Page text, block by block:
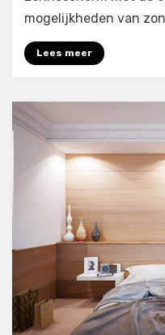
mogelijkheden van
Lees meer